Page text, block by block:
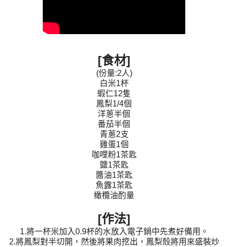
[食材]
(份量:2人)
白米1杯
蝦仁12隻
鳳梨1/4個
洋蔥半個
番茄半個
青蔥2支
雞蛋1個
咖哩粉1茶匙
鹽1茶匙
醬油1茶匙
魚露1茶匙
橄欖油酌量
[作法]
1.將一杯米加入0.9杯的水放入電子鍋中先煮好備用。
2.將鳳梨對半切開，然後將果肉挖出，鳳梨殼將用來盛裝炒